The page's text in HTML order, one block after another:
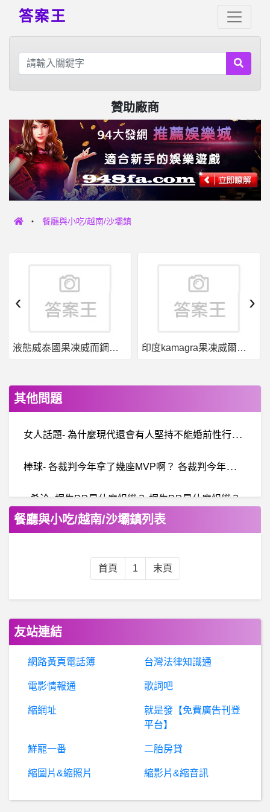
答案王
贊助廠商
餐廳與小吃/越南/沙壩鎮
液態威泰國果凍威而鋼哪裡買 印度kamagra果凍威爾剛用於治療男性勃起功能障礙
‹ ›
其他問題
女
人話題- 為什麼現代還會有人堅持不能婚前性行為？ 為什麼現代還會有人堅持不能婚前性行為？
棒
球- 各裁判今年拿了幾座MVP啊？ 各裁判今年拿了幾座MVP啊？
希洽- 桐生DD是什麼組織？ 桐生DD是什麼組織？
InitialD- 電影版頭文字D2？！
男女- 如何放下不甘心 如何放下不甘心
希洽- 兩津的賺錢法有人學得會嗎?
餐廳與小吃/越南/沙壩鎮列表
首頁 1 末頁
友站連結
網路黃頁電話簿 台灣法律知識通
電影情報通 歌詞吧
縮網址
就是發【免費廣告刊登
平台】
鮮寵一番 二胎房貸
縮圖片&縮照片 縮影片&縮音訊